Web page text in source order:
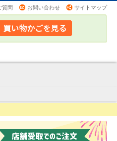
質問 お問い合わせ サイトマップ